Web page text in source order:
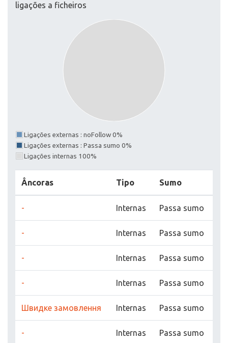
ligações a ficheiros
Ligações externas : noFollow 0%
Ligações externas : Passa sumo 0%
Ligações internas 100%
Âncoras Tipo Sumo
- Internas Passa sumo
- Internas Passa sumo
- Internas Passa sumo
- Internas Passa sumo
Швидке замовлення Internas Passa sumo
- Internas Passa sumo